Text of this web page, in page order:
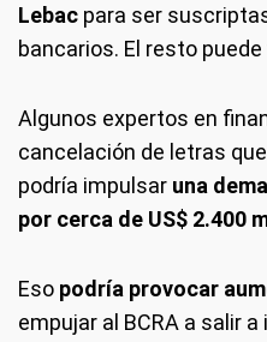
Lebac para ser
bancarios. El resto
Algunos expertos en
cancelación de letras
podría impulsar una
por cerca de US$ 2.400
Eso podría provocar
empujar al BCRA a salir